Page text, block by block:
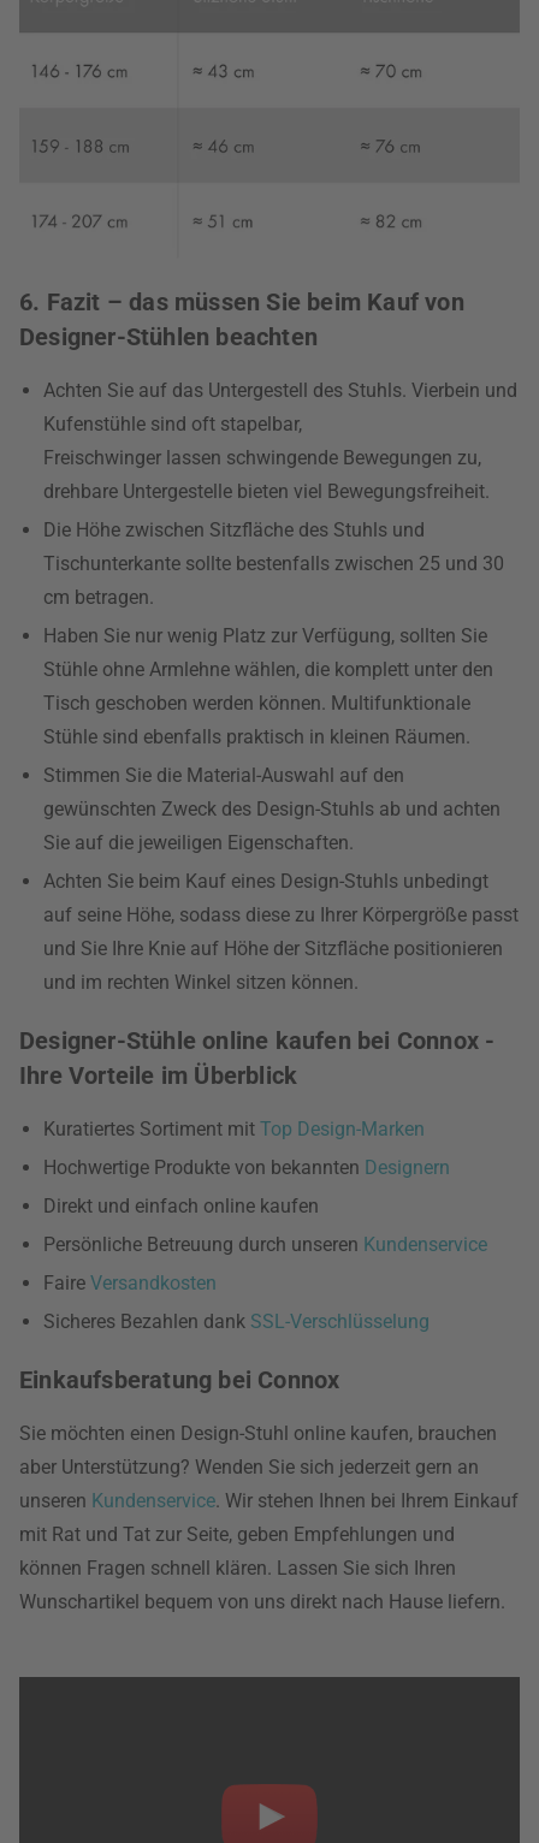
6. Fazit – das müssen Sie beim Kauf von
Designer-Stühlen beachten
Achten Sie auf das Untergestell des Stuhls. Vierbein und
Kufenstühle sind oft stapelbar,
Freischwinger lassen schwingende Bewegungen zu,
drehbare Untergestelle bieten viel Bewegungsfreiheit.
Die Höhe zwischen Sitzfläche des Stuhls und
Tischunterkante sollte bestenfalls zwischen 25 und 30
cm betragen.
Haben Sie nur wenig Platz zur Verfügung, sollten Sie
Stühle ohne Armlehne wählen, die komplett unter den
Tisch geschoben werden können. Multifunktionale
Stühle sind ebenfalls praktisch in kleinen Räumen.
Stimmen Sie die Material-Auswahl auf den
gewünschten Zweck des Design-Stuhls ab und achten
Sie auf die jeweiligen Eigenschaften.
Achten Sie beim Kauf eines Design-Stuhls unbedingt
auf seine Höhe, sodass diese zu Ihrer Körpergröße passt
und Sie Ihre Knie auf Höhe der Sitzfläche positionieren
und im rechten Winkel sitzen können.
Designer-Stühle online kaufen bei Connox -
Ihre Vorteile im Überblick
Kuratiertes Sortiment mit Top Design-Marken
Hochwertige Produkte von bekannten Designern
Direkt und einfach online kaufen
Persönliche Betreuung durch unseren Kundenservice
Faire Versandkosten
Sicheres Bezahlen dank SSL-Verschlüsselung
Einkaufsberatung bei Connox
Sie möchten einen Design-Stuhl online kaufen, brauchen
aber Unterstützung? Wenden Sie sich jederzeit gern an
unseren Kundenservice. Wir stehen Ihnen bei Ihrem Einkauf
mit Rat und Tat zur Seite, geben Empfehlungen und
können Fragen schnell klären. Lassen Sie sich Ihren
Wunschartikel bequem von uns direkt nach Hause liefern.